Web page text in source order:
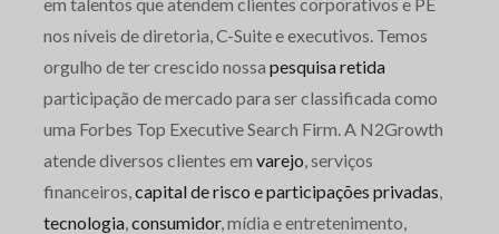
nos níveis de diretoria, C-Suite e executivos. Temos
orgulho de ter crescido nossa pesquisa retida
participação de mercado para ser classificada como
uma Forbes Top Executive Search Firm. A N2Growth
atende diversos clientes em varejo, serviços
financeiros,capital de risco e participações privadas,
tecnologia,consumidor, mídia e entretenimento,